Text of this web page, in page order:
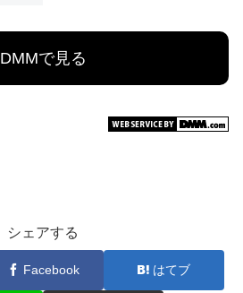
DMMで見る
シェアする
Facebook はてブ